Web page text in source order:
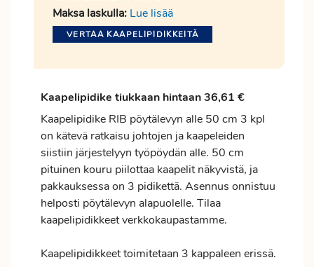
Maksa laskulla: Lue lisää
VERTAA KAAPELIPIDIKKEITÄ
Kaapelipidike tiukkaan hintaan 36,61 €
Kaapelipidike RIB pöytälevyn alle 50 cm 3 kpl
on kätevä ratkaisu johtojen ja kaapeleiden
siistiin järjestelyyn työpöydän alle. 50 cm
pituinen kouru piilottaa kaapelit näkyvistä, ja
pakkauksessa on 3 pidikettä. Asennus onnistuu
helposti pöytälevyn alapuolelle. Tilaa
kaapelipidikkeet verkkokaupastamme.
Kaapelipidikkeet toimitetaan 3 kappaleen erissä.